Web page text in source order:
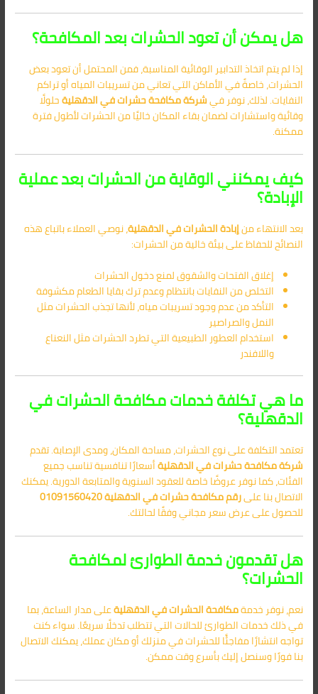
هل يمكن أن تعود الحشرات بعد المكافحة؟
إذا لم يتم اتخاذ التدابير الوقائية المناسبة، فمن المحتمل أن تعود بعض
الحشرات، خاصةً في الأماكن التي تعاني من تسريبات المياه أو تراكم
النفايات. لذلك، نوفر فيشركة مكافحة حشرات في الدقهليةحلولًا
وقائية واستشارات لضمان بقاء المكان خاليًا من الحشرات لأطول فترة
ممكنة.
كيف يمكنني الوقاية من الحشرات بعد عملية
الإبادة؟
بعد الانتهاء منإبادة الحشرات في الدقهلية، نوصي العملاء باتباع هذه
النصائح للحفاظ على بيئة خالية من الحشرات:
إغلاق الفتحات والشقوق لمنع دخول الحشرات
التخلص من النفايات بانتظام وعدم ترك بقايا الطعام مكشوفة
التأكد من عدم وجود تسريبات مياه، لأنها تجذب الحشرات مثل
النمل والصراصير
استخدام العطور الطبيعية التي تطرد الحشرات مثل النعناع
واللافندر
ما هي تكلفة خدمات مكافحة الحشرات في
الدقهلية؟
تعتمد التكلفة على نوع الحشرات، مساحة المكان، ومدى الإصابة. تقدم
شركة مكافحة حشرات في الدقهليةأسعارًا تنافسية تناسب جميع
الفئات، كما نوفر عروضًا خاصة للعقود السنوية والمتابعة الدورية. يمكنك
الاتصال بنا علىرقم مكافحة حشرات في الدقهلية01091560420
للحصول على عرض سعر مجاني وفقًا لحالتك.
هل تقدمون خدمة الطوارئ لمكافحة
الحشرات؟
نعم، نوفر خدمةمكافحة الحشرات في الدقهليةعلى مدار الساعة، بما
في ذلك خدمات الطوارئ للحالات التي تتطلب تدخلًا سريعًا. سواء كنت
تواجه انتشارًا مفاجئًا للحشرات في منزلك أو مكان عملك، يمكنك الاتصال
بنا فورًا وسنصل إليك بأسرع وقت ممكن.